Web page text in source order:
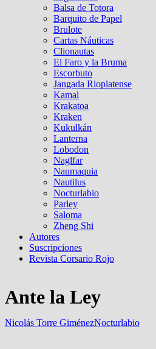
Balsa de Totora
Barquito de Papel
Brulote
Cartas Náuticas
Clionautas
El Faro y la Bruma
Escorbuto
Jangada Rioplatense
Kamal
Krakatoa
Kraken
Kukulkán
Lanterna
Lobodon
Naglfar
Naumaquia
Nautilus
Nocturlabio
Parley
Saloma
Zheng Shi
Autores
Suscripciones
Revista Corsario Rojo
Ante la Ley
Nicolás Torre GiménezNocturlabio